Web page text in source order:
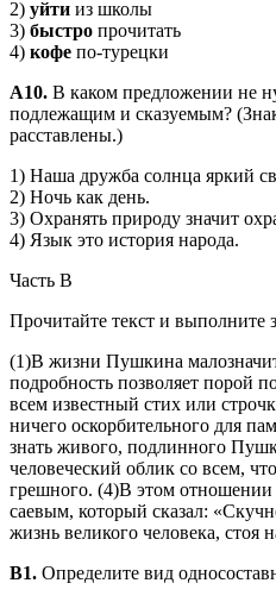
2) уйти из школы
3) быстро прочитать
4) кофе по-турецки
А10. В каком предложении не
подле­жащим и сказуемым?
расставлены.)
1) Наша дружба солнца яркий
2) Ночь как день.
3) Охранять природу значит
4) Язык это история народа.
Часть В
Прочитайте текст и выполните
(1)В жизни Пушкина
подробность позволяет порой
всем известный стих или
ничего оскорбительного для
знать живого, подлинного
человеческий облик со всем,
грешного. (4)В этом
саевым, который сказал:
жизнь великого человека, стоя
В1. Определите вид